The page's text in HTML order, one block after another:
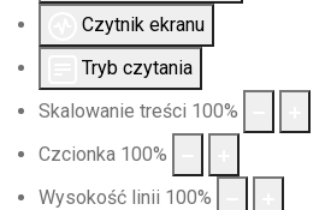
Czytnik ekranu
Tryb czytania
Skalowanie treści 100%
Czcionka 100%
Wysokość linii 100%